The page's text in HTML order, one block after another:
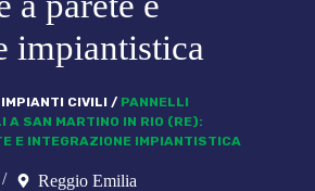
impiantistica
IMPIANTI CIVILI / PANNELLI
A SAN MARTINO IN RIO (RE):
E INTEGRAZIONE IMPIANTISTICA
Reggio Emilia